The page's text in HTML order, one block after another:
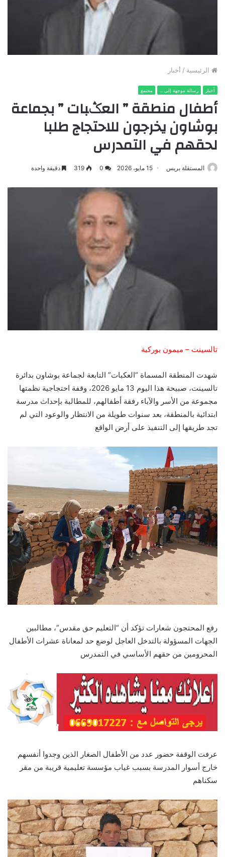
الرئيسية / أخبار
أخبار رسالة موجهة إلى ... مجتمع
أطفال منطقة ” العݣبات ” بجماعة
بوشاون يخرجون للاحتجاج طلبا
لحقهم في التمدرس
المستقلة بريس 15 مايو، 2026 0
319 دقيقة واحدة
تالسينت – ميمون بوركبة
شهدت المنطقة المسماة “العكبات” التابعة لجماعة بوشاون بدائرة
تالسينت، صبيحة هذا اليوم 13 مايو 2026، وقفة احتجاجية نظمتها
مجموعة من الأسر والآباء رفقة أطفالهم، للمطالبة بإحداث مدرسة
ابتدائية بالمنطقة، بعد سنوات طويلة من الانتظار والوعود التي لم
تجد طريقها إلى التنفيذ على أرض الواقع
رفع المحتجون شعارات تؤكد أن “التعليم حق مقدس”، مطالبين
الجهات المسؤولة بالتدخل العاجل لوضع حد لمعاناة عشرات الأطفال
المحرومين من حقهم الأساسي في التمدرس
عرفت الوقفة حضور عدد من الأطفال الصغار الذين وجدوا أنفسهم
خارج أسوار المدرسة بسبب غياب مؤسسة تعليمية قريبة من مقر
سكناهم